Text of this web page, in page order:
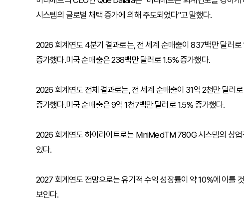
시스템의 글로벌 채택 증가에 의해 주도되었다"고 말했다.
2026 회계연도 4분기 결과로는, 전 세계 순매출이 837백만 달러
증가했다.미국 순매출은 238백만 달러로 1.5% 증가했다.
2026 회계연도 전체 결과로는, 전 세계 순매출이 31억 2천만 달러
증가했다.미국 순매출은 9억 1천7백만 달러로 1.5% 증가했다.
2026 회계연도 하이라이트로는 MiniMedTM 780G 시스템의 상
있다.
2027 회계연도 전망으로는 유기적 수익 성장률이 약 10%에 이를
보인다.